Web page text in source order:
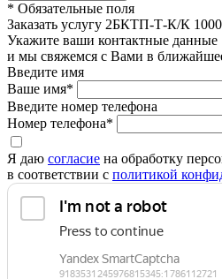
* Обязательные поля
Заказать услугу 2БКТП-Т-К/К
Укажите ваши контактные данные
и мы свяжемся с Вами в
Введите имя
Ваше имя*
Введите номер телефона
Номер телефона*
Я даю согласие на обработку
в соответствии с политикой